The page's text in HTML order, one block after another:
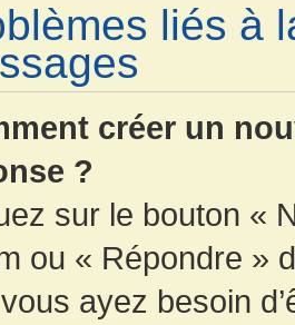
liés à
créer un
?
sur le bouton «
ou « Répondre »
ayez besoin